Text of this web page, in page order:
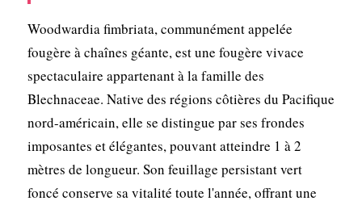
Woodwardia fimbriata, communément appelée
fougère à chaînes géante, est une fougère vivace
spectaculaire appartenant à la famille des
Blechnaceae. Native des régions côtières du Pacifique
nord-américain, elle se distingue par ses frondes
imposantes et élégantes, pouvant atteindre 1 à 2
mètres de longueur. Son feuillage persistant vert
foncé conserve sa vitalité toute l'année, offrant une